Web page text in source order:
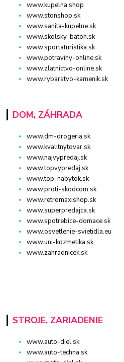
www.kupelna.shop
www.stonshop.sk
www.sanita-kupelne.sk
www.skolsky-batoh.sk
www.sportaturistika.sk
www.potraviny-online.sk
www.zlatnictvo-online.sk
www.rybarstvo-kamenik.sk
DOM, ZÁHRADA
www.dm-drogeria.sk
www.kvalitnytovar.sk
www.najvypredaj.sk
www.topvypredaj.sk
www.top-nabytok.sk
www.proti-skodcom.sk
www.retromaxishop.sk
www.superpredajca.sk
www.spotrebice-domace.sk
www.osvetlenie-svietidla.eu
www.uni-kozmetika.sk
www.zahradnicek.sk
STROJE, ZARIADENIE
www.auto-diel.sk
www.auto-techna.sk